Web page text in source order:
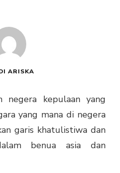
ARISKA
negera kepulaan yang
yang mana di negera
garis khatulistiwa dan
benua asia dan